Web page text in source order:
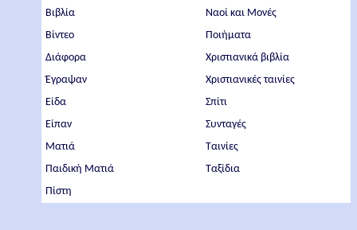
Βιβλία
Βίντεο
Διάφορα
Έγραψαν
Είδα
Είπαν
Ματιά
Παιδική Ματιά
Πίστη
Ναοί και Μονές
Ποιήματα
Χριστιανικά βιβλία
Χριστιανικές ταινίες
Σπίτι
Συνταγές
Ταινίες
Ταξίδια